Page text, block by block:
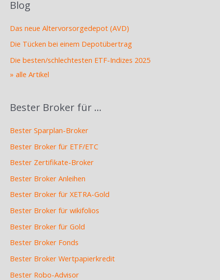
Blog
Das neue Altervorsorgedepot (AVD)
Die Tücken bei einem Depotübertrag
Die besten/schlechtesten ETF-Indizes 2025
» alle Artikel
Bester Broker für …
Bester Sparplan-Broker
Bester Broker für ETF/ETC
Bester Zertifikate-Broker
Bester Broker Anleihen
Bester Broker für XETRA-Gold
Bester Broker für wikifolios
Bester Broker für Gold
Bester Broker Fonds
Bester Broker Wertpapierkredit
Bester Robo-Advisor